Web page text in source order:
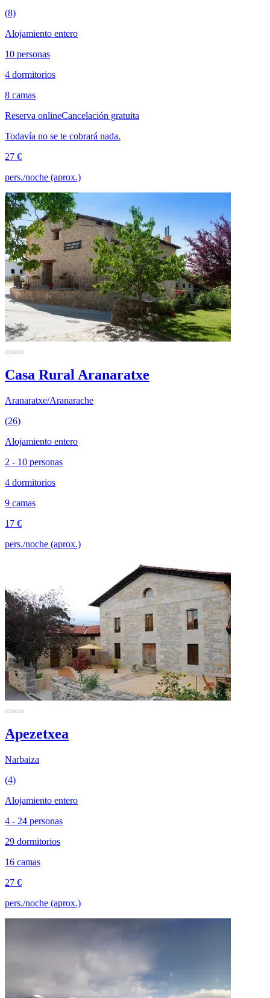
(8)
Alojamiento entero
10 personas
4 dormitorios
8 camas
Reserva onlineCancelación gratuita
Todavía no se te cobrará nada.
27 €
pers./noche (aprox.)
Casa Rural Aranaratxe
Aranaratxe/Aranarache
(26)
Alojamiento entero
2 - 10 personas
4 dormitorios
9 camas
17 €
pers./noche (aprox.)
Apezetxea
Narbaiza
(4)
Alojamiento entero
4 - 24 personas
29 dormitorios
16 camas
27 €
pers./noche (aprox.)